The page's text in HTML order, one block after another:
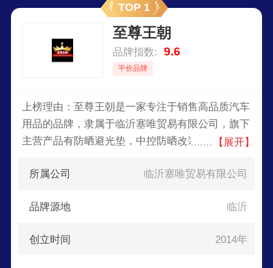
TOP 1
至尊王朝
品牌指数: 9.6
平价品牌
上榜理由：至尊王朝是一家专注于销售高品质汽车
用品的品牌，隶属于临沂塞唯贸易有限公司，旗下
主营产品有防晒避光垫，中控防晒改装用品，雪铁
消费者提供实用、美观、耐用的汽车用品。
【展开】
所属公司 临沂塞唯贸易有限公司
品牌源地 临沂
创立时间 2014年